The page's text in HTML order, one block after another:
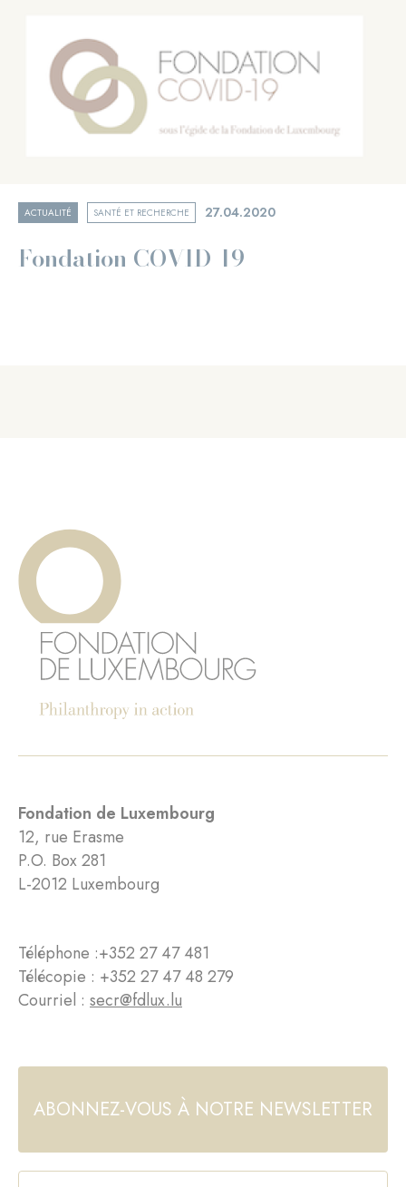
ACTUALITÉ SANTÉ ET RECHERCHE 27.04.2020
Fondation COVID-19
Fondation de Luxembourg
12, rue Erasme
P.O. Box 281
L-2012 Luxembourg
Téléphone :+352 27 47 481
Télécopie : +352 27 47 48 279
Courriel : secr@fdlux.lu
ABONNEZ-VOUS À NOTRE NEWSLETTER